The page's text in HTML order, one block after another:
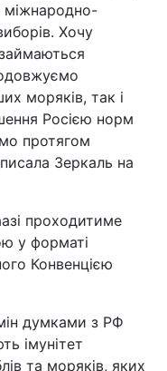
Хочу
моряків, так і
Росією норм
протягом
Зеркаль на
проходитиме
у форматі
Конвенцією
думками з РФ
імунітет
та моряків, яких